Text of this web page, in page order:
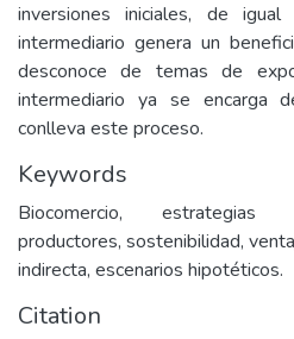
inversiones iniciales, de
intermediario genera un
desconoce de temas de
intermediario ya se encarga
conlleva este proceso.
Keywords
Biocomercio, estrategias
productores, sostenibilidad,
indirecta, escenarios hipotéticos.
Citation